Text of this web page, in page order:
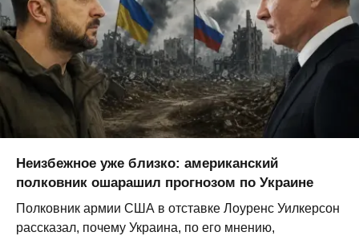
Неизбежное уже близко: американский
полковник ошарашил прогнозом по Украине
Полковник армии США в отставке Лоуренс Уилкерсон
рассказал, почему Украина, по его мнению,